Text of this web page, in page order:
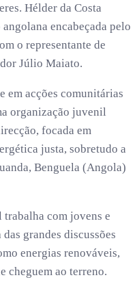
Hélder da Costa
encabeçada pelo
o representante de
Júlio Maiato.
em acções comunitárias
organização juvenil
focada em
justa, sobretudo a
Benguela (Angola)
com jovens e
grandes discussões
energias renováveis,
cheguem ao terreno.